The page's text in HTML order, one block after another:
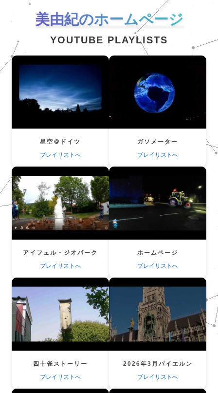
美由紀のホームページ
YOUTUBE PLAYLISTS
星空＠ドイツ
プレイリストへ
ガソメーター
プレイリストへ
アイフェル・ジオパーク
プレイリストへ
ホームページ
プレイリストへ
四十雀ストーリー
プレイリストへ
2026年3月バイエルン
プレイリストへ